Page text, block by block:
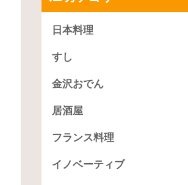
日本料理
すし
金沢おでん
居酒屋
フランス料理
イノベーティブ